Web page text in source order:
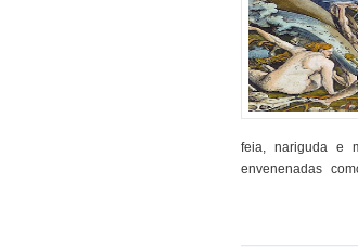
feia, nariguda e
envenenadas